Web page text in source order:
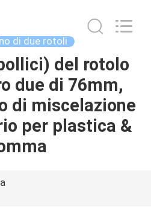
di due rotoli
del rotolo
due di 76mm,
di miscelazione
per plastica &